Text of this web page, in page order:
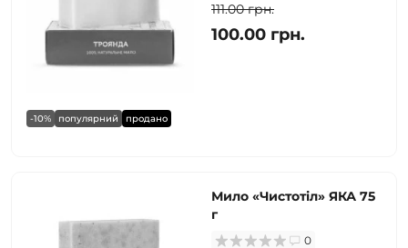
-10% популярний продано
111.00 грн.
100.00 грн.
Мило «Чистотіл» ЯКА 75
г
0